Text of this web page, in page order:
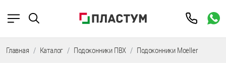
Главная Каталог Подоконники ПВХ Подоконники Moeller